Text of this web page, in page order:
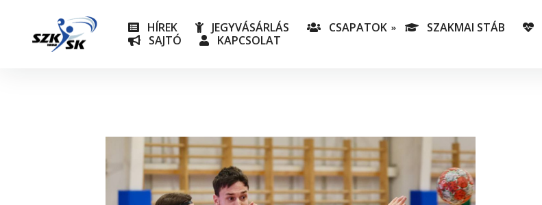
HÍREK JEGYVÁSÁRLÁS CSAPATOK SZAKMAI STÁB
SAJTÓ KAPCSOLAT